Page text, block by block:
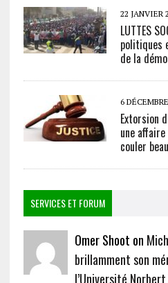
22 JANVIER
LUTTES
politiques
de la
6
Extorsion
une
couler
SERVICES ET FORUM
Omer Shoot on
brillamment son
l’Université